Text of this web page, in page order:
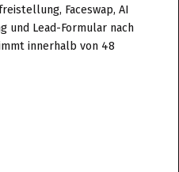
Faceswap, AI
und Lead-Formular nach
innerhalb von 48